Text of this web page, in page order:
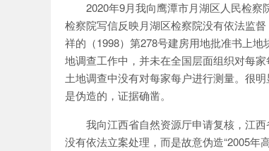
2020年9月我向鹰潭市月湖区人民检
检察院写信反映月湖区检察院没有依法监
祥的（1998）第278号建房用地批准书上
地调查工作中，并未在全国层面组织对每
土地调查中没有对每家每户进行测量。很
是伪造的，证据确凿。
我向江西省自然资源厅申请复核，江
没有依法立案处理，而是故意伪造“2005年